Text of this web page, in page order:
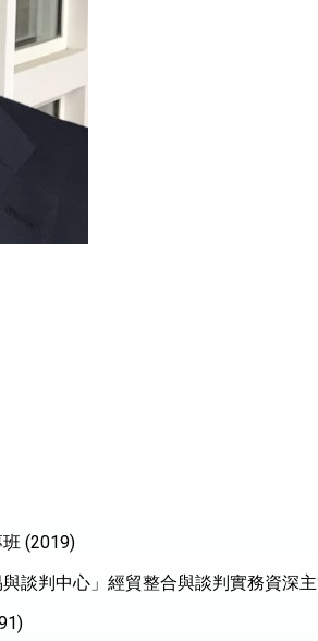
跨大西洋戰略夥伴關係
定」簽署
「臺美對等貿易協定」簽署
目標
議
海和平 以決心掌握國家命運
美交流合作
(2019)
談判中心」經貿整合與談判實務資深